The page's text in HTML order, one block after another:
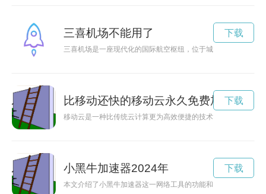
三喜机场不能用了
三喜机场是一座现代化的国际航空枢纽，位于城市边缘，为数
下载
比移动还快的移动云永久免费加速
移动云是一种比传统云计算更为高效便捷的技术，能够实现无
下载
小黑牛加速器2024年
本文介绍了小黑牛加速器这一网络工具的功能和特点，包括提
下载